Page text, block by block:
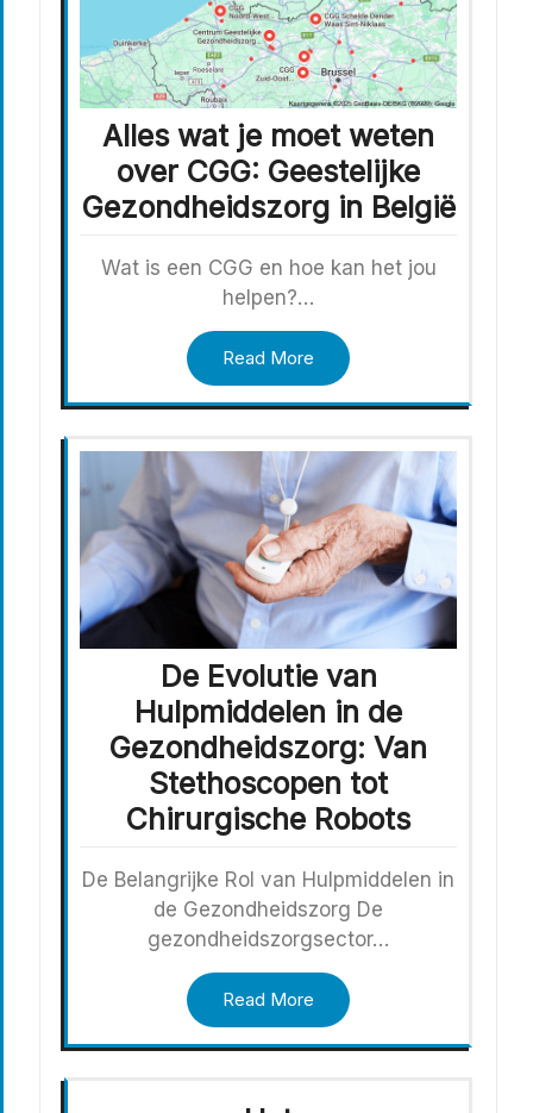
Alles wat je moet weten
over CGG: Geestelijke
Gezondheidszorg in België
Wat is een CGG en hoe kan het jou
helpen?…
Read More
De Evolutie van
Hulpmiddelen in de
Gezondheidszorg: Van
Stethoscopen tot
Chirurgische Robots
De Belangrijke Rol van Hulpmiddelen in
de Gezondheidszorg De
gezondheidszorgsector…
Read More